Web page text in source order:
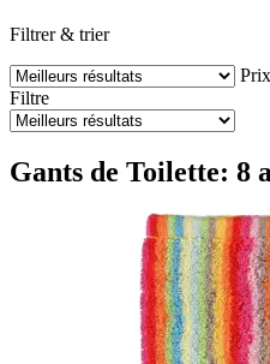
Filtrer & trier
Prix
Filtre
Gants de Toilette: 8